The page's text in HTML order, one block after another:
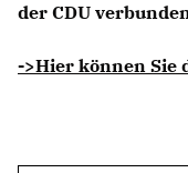
der CDU
->Hier können Sie